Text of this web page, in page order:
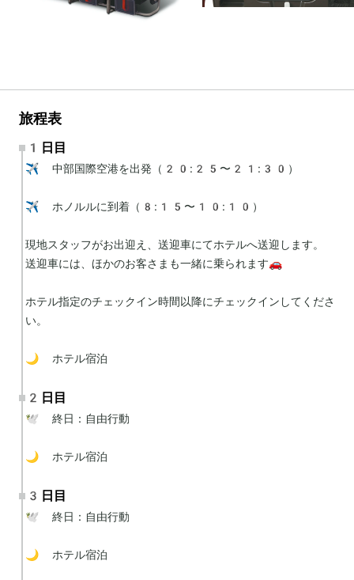
旅程表
1日目
✈️ 中部国際空港を出発（20:25〜21:30）
✈️ ホノルルに到着（8:15〜10:10）
現地スタッフがお出迎え、送迎車にてホテルへ送迎します。
送迎車には、ほかのお客さまも一緒に乗られます🚗
ホテル指定のチェックイン時間以降にチェックインしてくださ
い。
🌙 ホテル宿泊
2日目
🕊 終日：自由行動
🌙 ホテル宿泊
3日目
🕊 終日：自由行動
🌙 ホテル宿泊